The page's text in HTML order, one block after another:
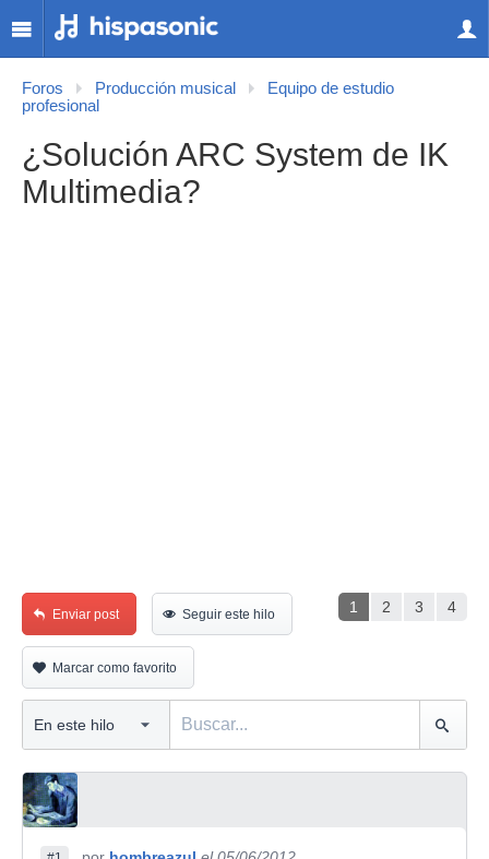
Foros Producción musical
Equipo de estudio
profesional
¿Solución ARC System de IK
Multimedia?
1 2 3 4
Enviar post Seguir este hilo
Marcar como favorito